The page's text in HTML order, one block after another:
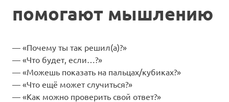
помогают мышлению
— «Почему ты так решил(а)?»
— «Что будет, если…?»
— «Можешь показать на пальцах/кубиках?»
— «Что ещё может случиться?»
— «Как можно проверить свой ответ?»